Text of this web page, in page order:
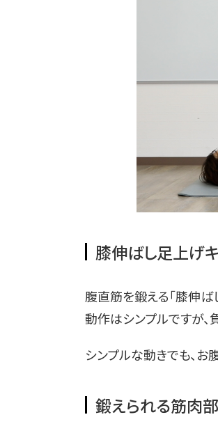
膝伸ばし足上げ
腹直筋を鍛える「膝伸ば
動作はシンプルですが、
シンプルな動きでも、
鍛えられる筋肉